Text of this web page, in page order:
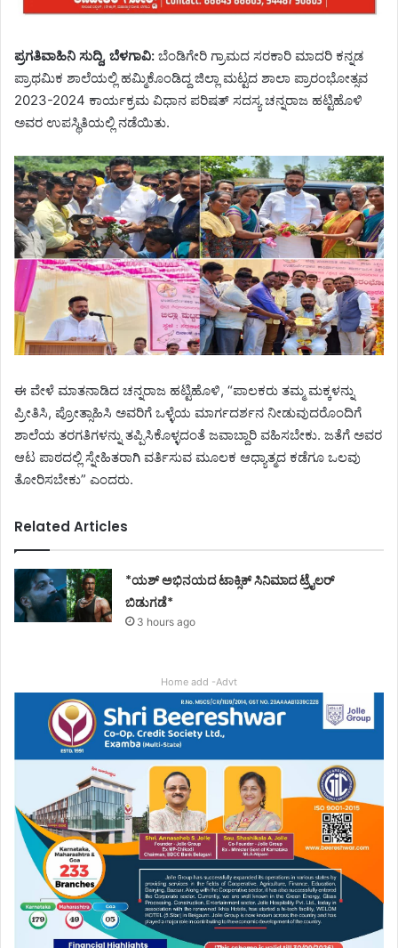
ಪ್ರಗತಿವಾಹಿನಿ ಸುದ್ದಿ, ಬೆಳಗಾವಿ: ಬೆಂಡಿಗೇರಿ ಗ್ರಾಮದ ಸರಕಾರಿ ಮಾದರಿ ಕನ್ನಡ
ಪ್ರಾಥಮಿಕ ಶಾಲೆಯಲ್ಲಿ ಹಮ್ಮಿಕೊಂಡಿದ್ದ ಜಿಲ್ಲಾ ಮಟ್ಟದ ಶಾಲಾ ಪ್ರಾರಂಭೋತ್ಸವ
2023-2024 ಕಾರ್ಯಕ್ರಮ ವಿಧಾನ ಪರಿಷತ್ ಸದಸ್ಯ ಚನ್ನರಾಜ ಹಟ್ಟಿಹೊಳಿ
ಅವರ ಉಪಸ್ಥಿತಿಯಲ್ಲಿ ನಡೆಯಿತು.
ಈ ವೇಳೆ ಮಾತನಾಡಿದ ಚನ್ನರಾಜ ಹಟ್ಟಿಹೊಳಿ, “ಪಾಲಕರು ತಮ್ಮ ಮಕ್ಕಳನ್ನು
ಪ್ರೀತಿಸಿ, ಪ್ರೋತ್ಸಾಹಿಸಿ ಅವರಿಗೆ ಒಳ್ಳೆಯ ಮಾರ್ಗದರ್ಶನ ನೀಡುವುದರೊಂದಿಗೆ
ಶಾಲೆಯ ತರಗತಿಗಳನ್ನು ತಪ್ಪಿಸಿಕೊಳ್ಳದಂತೆ ಜವಾಬ್ದಾರಿ ವಹಿಸಬೇಕು. ಜತೆಗೆ ಅವರ
ಆಟ ಪಾಠದಲ್ಲಿ ಸ್ನೇಹಿತರಾಗಿ ವರ್ತಿಸುವ ಮೂಲಕ ಆಧ್ಯಾತ್ಮದ ಕಡೆಗೂ ಒಲವು
ತೋರಿಸಬೇಕು” ಎಂದರು.
Related Articles
*ಯಶ್ ಅಭಿನಯದ ಟಾಕ್ಸಿಕ್ ಸಿನಿಮಾದ ಟ್ರೈಲರ್
ಬಿಡುಗಡೆ*
3 hours ago
Home add -Advt